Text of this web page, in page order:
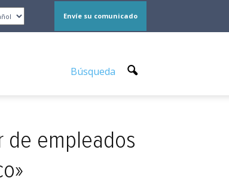
Envíe su comunicado
Búsqueda
de empleados